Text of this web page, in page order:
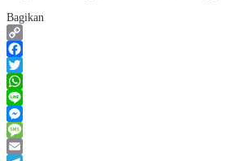
Bagikan
Copy
Link
Facebook
Twitter
WhatsApp
Line
Messenger
Message